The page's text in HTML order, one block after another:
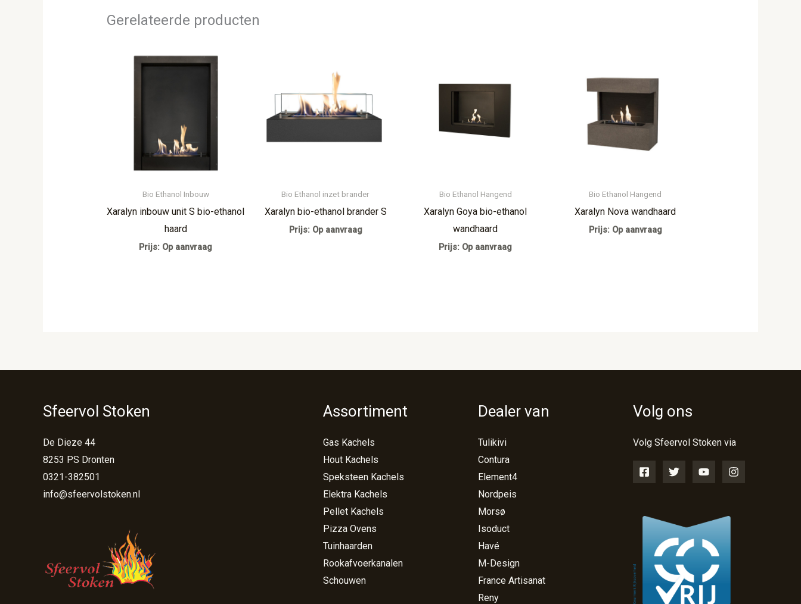
Gerelateerde producten
Bio Ethanol Inbouw
Xaralyn inbouw unit S bio-ethanol
haard
Prijs: Op aanvraag
Bio Ethanol inzet brander
Xaralyn bio-ethanol brander S
Prijs: Op aanvraag
Bio Ethanol Hangend
Xaralyn Goya bio-ethanol
wandhaard
Prijs: Op aanvraag
Bio Ethanol Hangend
Xaralyn Nova wandhaard
Prijs: Op aanvraag
Sfeervol Stoken
De Dieze 44
8253 PS Dronten
0321-382501
info@sfeervolstoken.nl
Assortiment
Gas Kachels
Hout Kachels
Speksteen Kachels
Elektra Kachels
Pellet Kachels
Pizza Ovens
Tuinhaarden
Rookafvoerkanalen
Schouwen
Dealer van
Tulikivi
Contura
Element4
Nordpeis
Morsø
Isoduct
Havé
M-Design
France Artisanat
Reny
Volg ons
Volg Sfeervol Stoken via